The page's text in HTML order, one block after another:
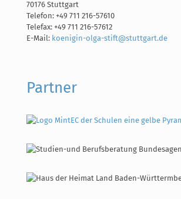
70176 Stuttgart
Telefon: +49 711 216-57610
Telefax: +49 711 216-57612
E-Mail: koenigin-olga-stift@stuttgart.de
Partner